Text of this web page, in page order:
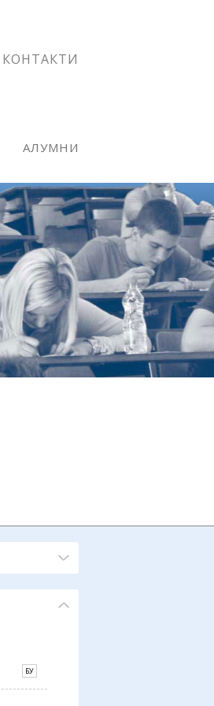
КОНТАКТИ
АЛУМНИ